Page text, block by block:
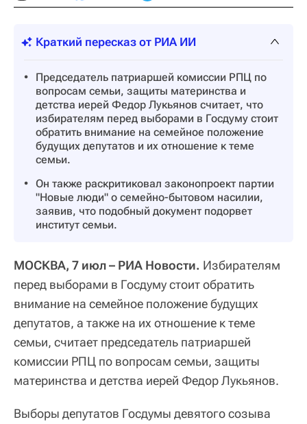
Краткий пересказ от РИА ИИ
Председатель патриаршей комиссии РПЦ по
вопросам семьи, защиты материнства и
детства иерей Федор Лукьянов считает, что
избирателям перед выборами в Госдуму стоит
обратить внимание на семейное положение
будущих депутатов и их отношение к теме
семьи.
Он также раскритиковал законопроект партии
"Новые люди" о семейно-бытовом насилии,
заявив, что подобный документ подорвет
институт семьи.
МОСКВА, 7 июл – РИА Новости. Избирателям
перед выборами в Госдуму стоит обратить
внимание на семейное положение будущих
депутатов, а также на их отношение к теме
семьи, считает председатель патриаршей
комиссии РПЦ по вопросам семьи, защиты
материнства и детства иерей Федор Лукьянов.
Выборы депутатов Госдумы девятого созыва